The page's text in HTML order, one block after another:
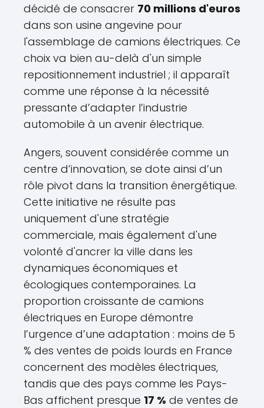
décidé de consacrer 70 millions d'euros
dans son usine angevine pour
l'assemblage de camions électriques. Ce
choix va bien au-delà d'un simple
repositionnement industriel ; il apparaît
comme une réponse à la nécessité
pressante d’adapter l’industrie
automobile à un avenir électrique.
Angers, souvent considérée comme un
centre d’innovation, se dote ainsi d’un
rôle pivot dans la transition énergétique.
Cette initiative ne résulte pas
uniquement d'une stratégie
commerciale, mais également d'une
volonté d'ancrer la ville dans les
dynamiques économiques et
écologiques contemporaines. La
proportion croissante de camions
électriques en Europe démontre
l’urgence d’une adaptation : moins de 5
% des ventes de poids lourds en France
concernent des modèles électriques,
tandis que des pays comme les Pays-
Bas affichent presque 17 % de ventes de